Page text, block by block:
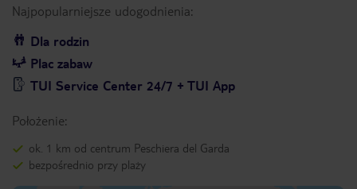
Najpopularniejsze udogodnienia:
Dla rodzin
Plac zabaw
TUI Service Center 24/7 + TUI App
Położenie:
ok. 1 km od centrum Peschiera del Garda
bezpośrednio przy plaży